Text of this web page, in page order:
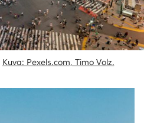
Kuva: Pexels.com, Timo Volz.